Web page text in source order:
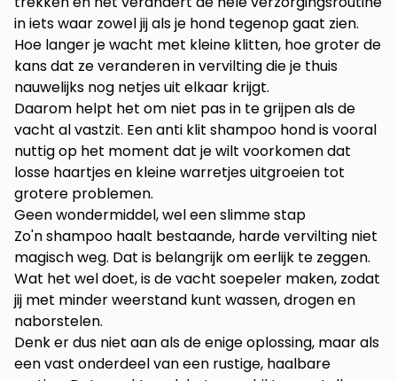
in iets waar zowel jij als je hond tegenop gaat zien.
Hoe langer je wacht met kleine klitten, hoe groter de
kans dat ze veranderen in vervilting die je thuis
nauwelijks nog netjes uit elkaar krijgt.
Daarom helpt het om niet pas in te grijpen als de
vacht al vastzit. Een anti klit shampoo hond is vooral
nuttig op het moment dat je wilt voorkomen dat
losse haartjes en kleine warretjes uitgroeien tot
grotere problemen.
Geen wondermiddel, wel een slimme stap
Zo'n shampoo haalt bestaande, harde vervilting niet
magisch weg. Dat is belangrijk om eerlijk te zeggen.
Wat het wel doet, is de vacht soepeler maken, zodat
jij met minder weerstand kunt wassen, drogen en
naborstelen.
Denk er dus niet aan als de enige oplossing, maar als
een vast onderdeel van een rustige, haalbare